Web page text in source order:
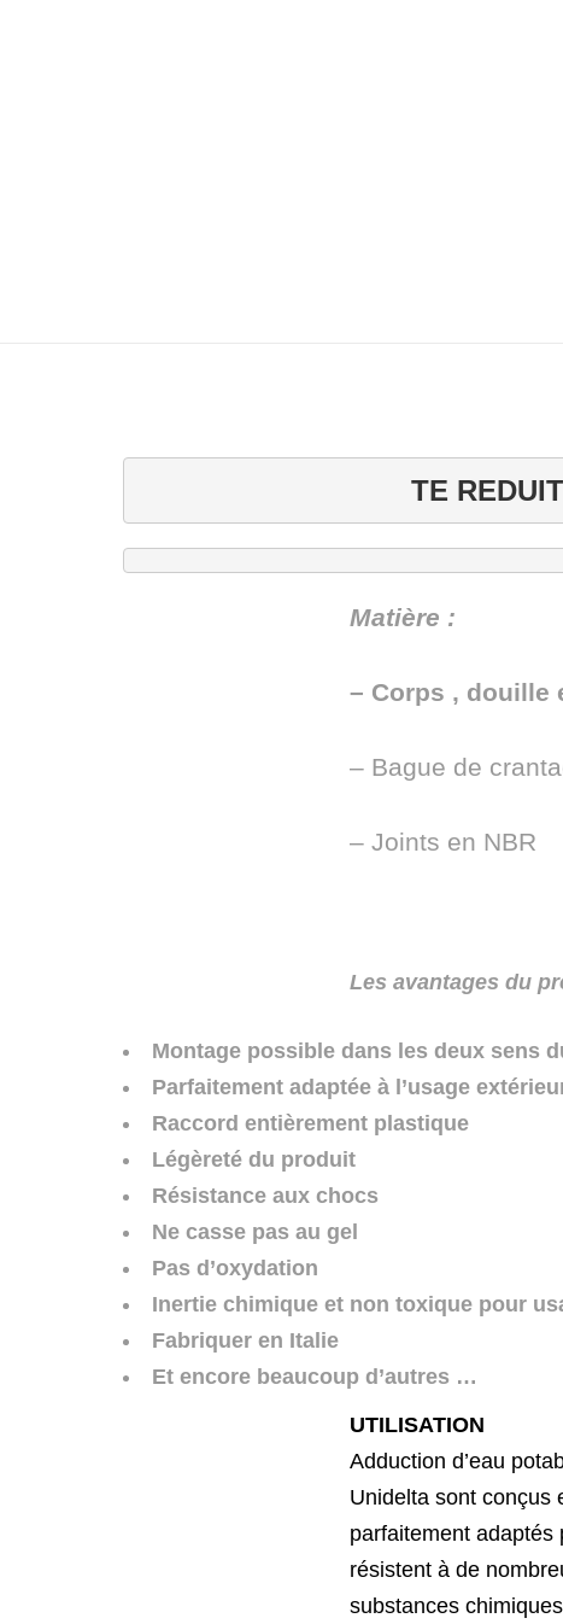
TE
Matière :
– Corps , douille
– Bague de
– Joints en NBR
Les avantages du
Montage possible dans les deux sens
Parfaitement adaptée à l’usage
Raccord entièrement plastique
Légèreté du produit
Ne casse pas au gel
Pas d’oxydation
Inertie chimique et non toxique pour
Fabriquer en Italie
Et encore beaucoup d’autres …
UTILISATION
Adduction d’eau
Unidelta sont conçus
parfaitement adaptés
résistent à de
substances chimiques